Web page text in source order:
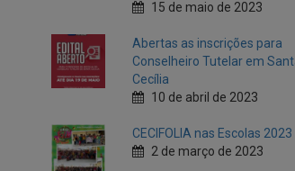
Cecília
CECIFOLIA nas Escolas 2023
2 de março de 2023
Santa Cecília é destaque em
transparência pública
10 de fevereiro de 2023